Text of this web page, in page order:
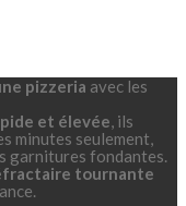
pizzeria avec les
et élevée , ils
minutes seulement,
garnitures fondantes.
tournante